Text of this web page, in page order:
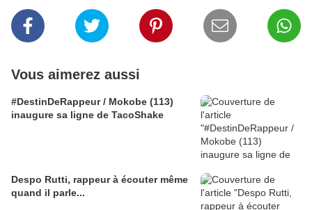
Vous aimerez aussi
#DestinDeRappeur / Mokobe (113)
inaugure sa ligne de TacoShake
Despo Rutti, rappeur à écouter même
quand il parle...